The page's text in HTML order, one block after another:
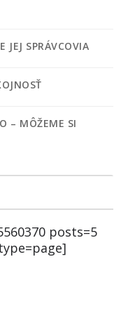
JEJ SPRÁVCOVIA
– MÔŽEME SI
posts=5